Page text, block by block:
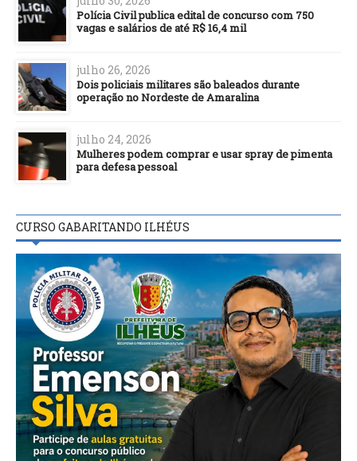
Polícia Civil publica edital de concurso com 750
vagas e salários de até R$ 16,4 mil
julho 26, 2026
Dois policiais militares são baleados durante
operação no Nordeste de Amaralina
julho 24, 2026
Mulheres podem comprar e usar spray de pimenta
para defesa pessoal
CURSO GABARITANDO ILHÉUS